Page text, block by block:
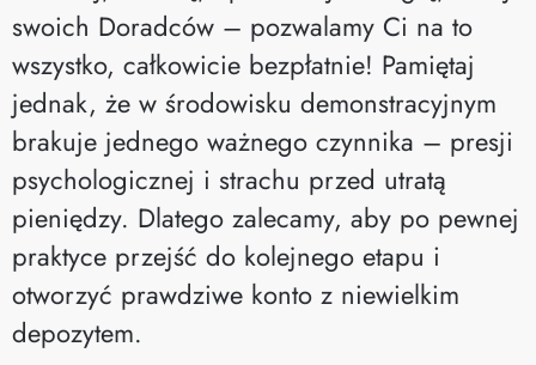
swoich Doradców – pozwalamy Ci na to
wszystko, całkowicie bezpłatnie! Pamiętaj
jednak, że w środowisku demonstracyjnym
brakuje jednego ważnego czynnika – presji
psychologicznej i strachu przed utratą
pieniędzy. Dlatego zalecamy, aby po pewnej
praktyce przejść do kolejnego etapu i
otworzyć prawdziwe konto z niewielkim
depozytem.